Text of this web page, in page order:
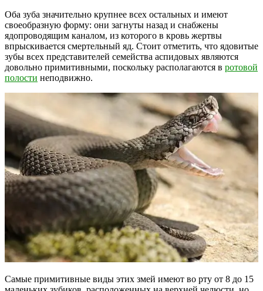
Оба зуба значительно крупнее всех остальных и имеют
своеобразную форму: они загнуты назад и снабжены
ядопроводящим каналом, из которого в кровь жертвы
впрыскивается смертельный яд. Стоит отметить, что ядовитые
зубы всех представителей семейства аспидовых являются
довольно примитивными, поскольку располагаются в ротовой
полости неподвижно.
Самые примитивные виды этих змей имеют во рту от 8 до 15